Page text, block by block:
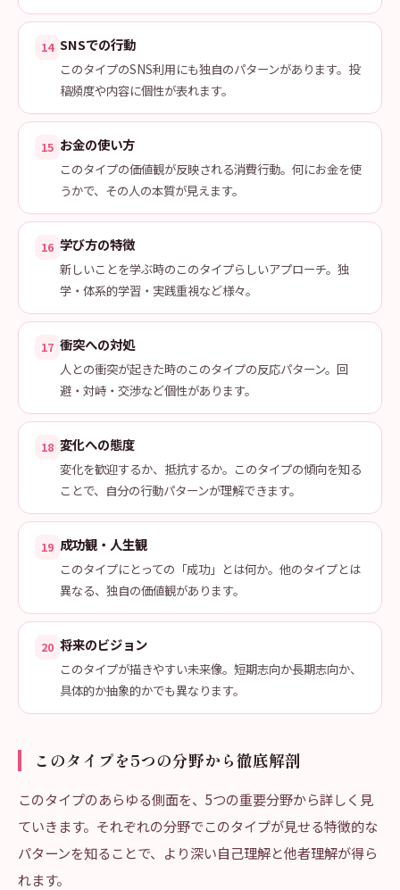
14 SNSでの行動
このタイプのSNS利用にも独自のパターンがあります。投
稿頻度や内容に個性が表れます。
15 お金の使い方
このタイプの価値観が反映される消費行動。何にお金を使
うかで、その人の本質が見えます。
16 学び方の特徴
新しいことを学ぶ時のこのタイプらしいアプローチ。独
学・体系的学習・実践重視など様々。
17 衝突への対処
人との衝突が起きた時のこのタイプの反応パターン。回
避・対峙・交渉など個性があります。
18 変化への態度
変化を歓迎するか、抵抗するか。このタイプの傾向を知る
ことで、自分の行動パターンが理解できます。
19 成功観・人生観
このタイプにとっての「成功」とは何か。他のタイプとは
異なる、独自の価値観があります。
20 将来のビジョン
このタイプが描きやすい未来像。短期志向か長期志向か、
具体的か抽象的かでも異なります。
このタイプを5つの分野から徹底解剖
このタイプのあらゆる側面を、5つの重要分野から詳しく見
ていきます。それぞれの分野でこのタイプが見せる特徴的な
パターンを知ることで、より深い自己理解と他者理解が得ら
れます。